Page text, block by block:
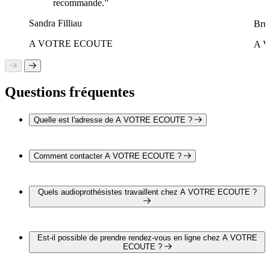
recommande.”
Sandra Filliau
A VOTRE ECOUTE
A
Questions fréquentes
Quelle est l'adresse de A VOTRE ECOUTE ?
Gaulle, 58200 Cosne Cours Sur Loire
Comment contacter A VOTRE ECOUTE ?
au 03 45 80 90 88
Quels audioprothésistes travaillent chez A VOTRE ECOUTE ?
Est-il possible de prendre rendez-vous en ligne chez A VOTRE
ECOUTE ?